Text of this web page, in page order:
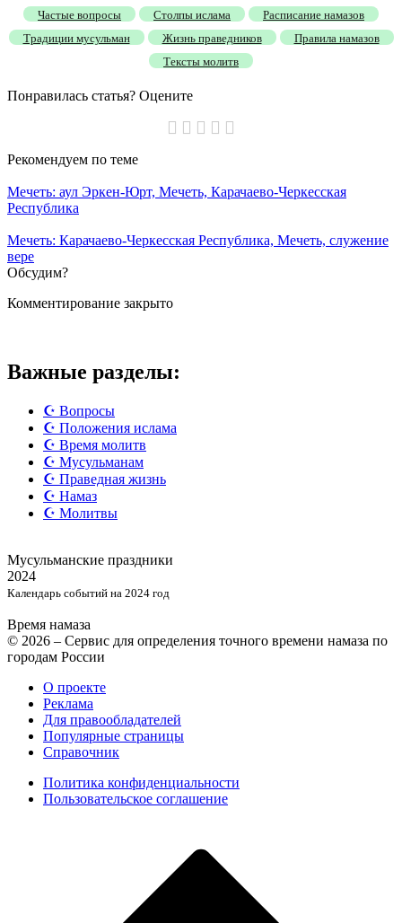
Частые вопросы Столпы ислама
Расписание намазов
Традиции мусульман
Жизнь праведников
Правила намазов
Тексты молитв
Понравилась статья? Оцените
Рекомендуем по теме
Мечеть: аул Эркен-Юрт, Мечеть, Карачаево-Черкесская
Республика
Мечеть: Карачаево-Черкесская Республика, Мечеть, служение
вере
Обсудим?
Комментирование закрыто
Важные разделы:
☪️ Вопросы
☪️ Положения ислама
☪️ Время молитв
☪️ Мусульманам
☪️ Праведная жизнь
☪️ Намаз
☪️ Молитвы
Мусульманские праздники
2024
Календарь событий на 2024 год
Время намаза
© 2026 – Сервис для определения точного времени намаза по
городам России
О проекте
Реклама
Для правообладателей
Популярные страницы
Справочник
Политика конфиденциальности
Пользовательское соглашение